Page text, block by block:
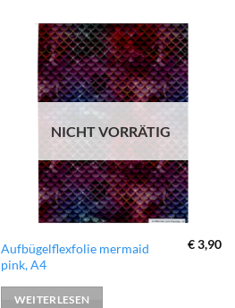
zur
Wunschliste
hinzufügen
NICHT VORRÄTIG
Aufbügelflexfolie mermaid
pink, A4
€3,90
WEITERLESEN